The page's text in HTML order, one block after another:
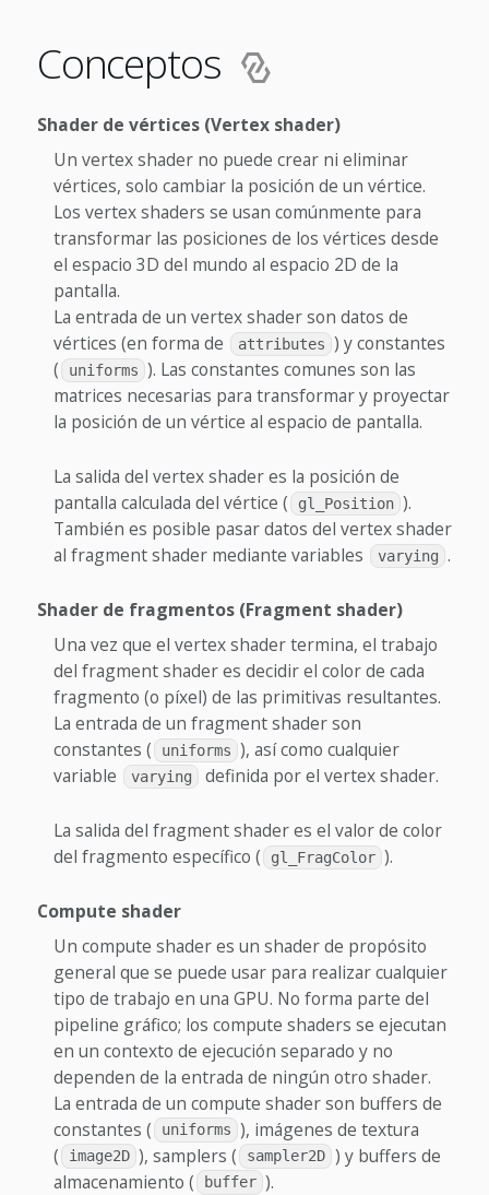
Conceptos
Shader de vértices (Vertex shader)
Un vertex shader no puede crear ni eliminar
vértices, solo cambiar la posición de un vértice.
Los vertex shaders se usan comúnmente para
transformar las posiciones de los vértices desde
el espacio 3D del mundo al espacio 2D de la
pantalla.
La entrada de un vertex shader son datos de
vértices (en forma de
attributes ) y constantes
(
uniforms ). Las constantes comunes son las
matrices necesarias para transformar y proyectar
la posición de un vértice al espacio de pantalla.
La salida del vertex shader es la posición de
pantalla calculada del vértice (
gl_Position ).
También es posible pasar datos del vertex shader
al fragment shader mediante variables
varying .
Shader de fragmentos (Fragment shader)
Una vez que el vertex shader termina, el trabajo
del fragment shader es decidir el color de cada
fragmento (o píxel) de las primitivas resultantes.
La entrada de un fragment shader son
constantes (
uniforms ), así como cualquier
variable
varying definida por el vertex shader.
La salida del fragment shader es el valor de color
del fragmento específico (
gl_FragColor ).
Compute shader
Un compute shader es un shader de propósito
general que se puede usar para realizar cualquier
tipo de trabajo en una GPU. No forma parte del
pipeline gráfico; los compute shaders se ejecutan
en un contexto de ejecución separado y no
dependen de la entrada de ningún otro shader.
La entrada de un compute shader son buffers de
constantes (
uniforms ), imágenes de textura
(
image2D ), samplers ( sampler2D ) y buffers de
almacenamiento (
buffer ).